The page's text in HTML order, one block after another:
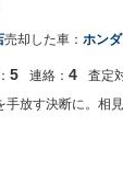
私共の励みにな
売却した車： ホン
5 連絡： 4 査定
放す決断に。相